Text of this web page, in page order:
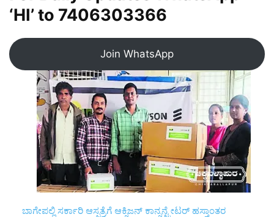
‘HI’ to 7406303366
Join WhatsApp
ಬಾಗೇಪಲ್ಲಿ ಸರ್ಕಾರಿ ಆಸ್ಪತ್ರೆಗೆ ಆಕ್ಸಿಜನ್ ಕಾನ್ಸನ್ಟ್ರೇಟರ್ ಹಸ್ತಾಂತರ